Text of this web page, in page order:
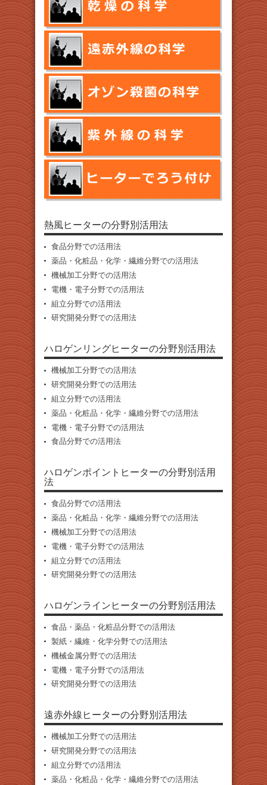
熱風ヒーターの分野別活用法
食品分野での活用法
薬品・化粧品・化学・繊維分野での活用法
機械加工分野での活用法
電機・電子分野での活用法
組立分野での活用法
研究開発分野での活用法
ハロゲンリングヒーターの分野別活用法
機械加工分野での活用法
研究開発分野での活用法
組立分野での活用法
薬品・化粧品・化学・繊維分野での活用法
電機・電子分野での活用法
食品分野での活用法
ハロゲンポイントヒーターの分野別活用
法
食品分野での活用法
薬品・化粧品・化学・繊維分野での活用法
機械加工分野での活用法
電機・電子分野での活用法
組立分野での活用法
研究開発分野での活用法
ハロゲンラインヒーターの分野別活用法
食品・薬品・化粧品分野での活用法
製紙・繊維・化学分野での活用法
機械金属分野での活用法
電機・電子分野での活用法
研究開発分野での活用法
遠赤外線ヒーターの分野別活用法
機械加工分野での活用法
研究開発分野での活用法
組立分野での活用法
薬品・化粧品・化学・繊維分野での活用法